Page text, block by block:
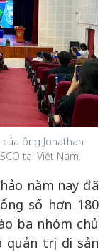
ông Jonathan
tại Việt Nam.
năm nay đã
số hơn 180
ba nhóm chủ
quản trị di sản